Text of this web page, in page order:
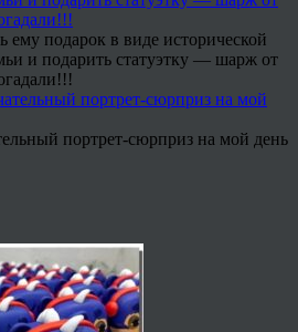
подарок в виде исторической
и подарить статуэтку — шарж от
портрет-сюрприз на мой день